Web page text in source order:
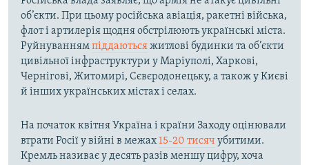
об’єкти. При цьому російська авіація, ракетні війська,
флот і артилерія щодня обстрілюють українські міста.
Руйнуваннямпіддаютьсяжитлові будинки та об’єкти
цивільної інфраструктури у Маріуполі, Харкові,
Чернігові, Житомирі, Сєвєродонецьку, а також у Києві
й інших українських містах і селах.
На початок квітня Україна і країни Заходу оцінювали
втрати Росії у війні в межах 15-20 тисяч убитими.
Кремль називає у десять разів меншу цифру, хоча